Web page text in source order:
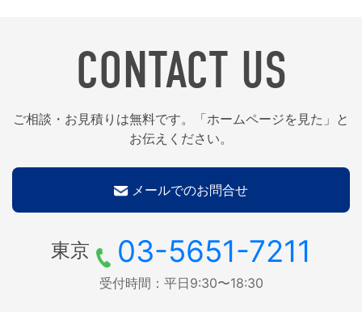
CONTACT US
ご相談・お見積りは無料です。「ホームページを見た」と
お伝えください。
メールでのお問合せ
東京 03-5651-7211
受付時間：平日9:30〜18:30